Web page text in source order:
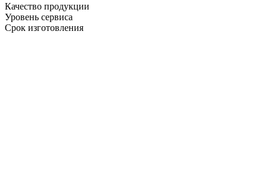
Качество продукции
Уровень сервиса
Срок изготовления